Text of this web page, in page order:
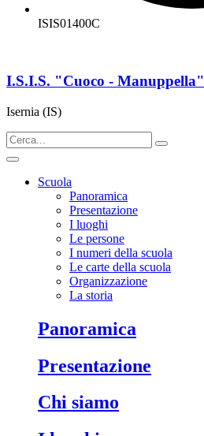
ISIS01400C
I.S.I.S. "Cuoco - Manuppella"
Isernia (IS)
Scuola
Panoramica
Presentazione
I luoghi
Le persone
I numeri della scuola
Le carte della scuola
Organizzazione
La storia
panoramica
presentazione
chi siamo